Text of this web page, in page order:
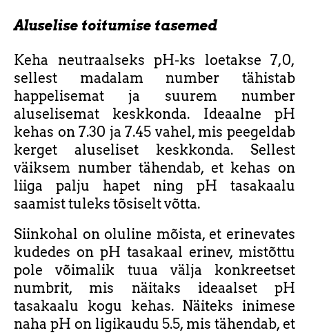
Aluselise toitumise tasemed
Keha neutraalseks pH-ks loetakse 7,0,
sellest madalam number tähistab
happelisemat ja suurem number
aluselisemat keskkonda. Ideaalne pH
kehas on 7.30 ja 7.45 vahel, mis peegeldab
kerget aluseliset keskkonda. Sellest
väiksem number tähendab, et kehas on
liiga palju hapet ning pH tasakaalu
saamist tuleks tõsiselt võtta.
Siinkohal on oluline mõista, et erinevates
kudedes on pH tasakaal erinev, mistõttu
pole võimalik tuua välja konkreetset
numbrit, mis näitaks ideaalset pH
tasakaalu kogu kehas. Näiteks inimese
naha pH on ligikaudu 5.5, mis tähendab, et